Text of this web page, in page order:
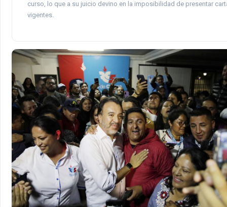
curso, lo que a su juicio devino en la imposibilidad de presentar
vigentes.